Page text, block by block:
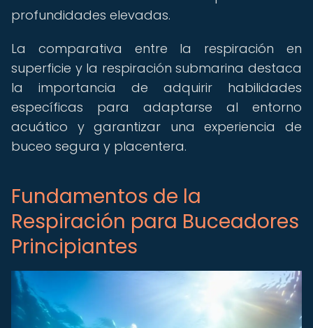
profundidades elevadas.
La comparativa entre la respiración en
superficie y la respiración submarina destaca
la importancia de adquirir habilidades
específicas para adaptarse al entorno
acuático y garantizar una experiencia de
buceo segura y placentera.
Fundamentos de la
Respiración para Buceadores
Principiantes